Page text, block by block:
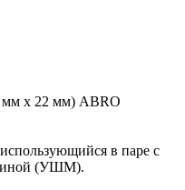
мм х 22 мм) ABRO
в паре с
(УШМ).